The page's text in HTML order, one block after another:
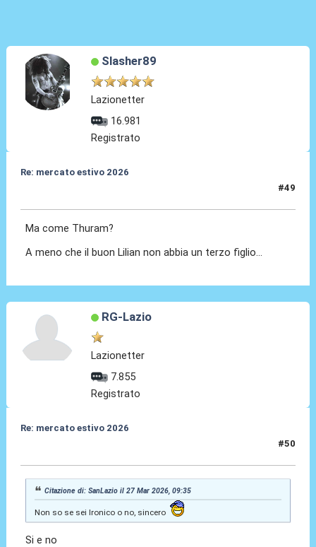
Slasher89
Lazionetter
16.981
Registrato
Re: mercato estivo 2026
#49
Ma come Thuram?
A meno che il buon Lilian non abbia un terzo figlio...
RG-Lazio
Lazionetter
7.855
Registrato
Re: mercato estivo 2026
#50
Citazione di: SanLazio il 27 Mar 2026, 09:35
Non so se sei Ironico o no, sincero
Si e no